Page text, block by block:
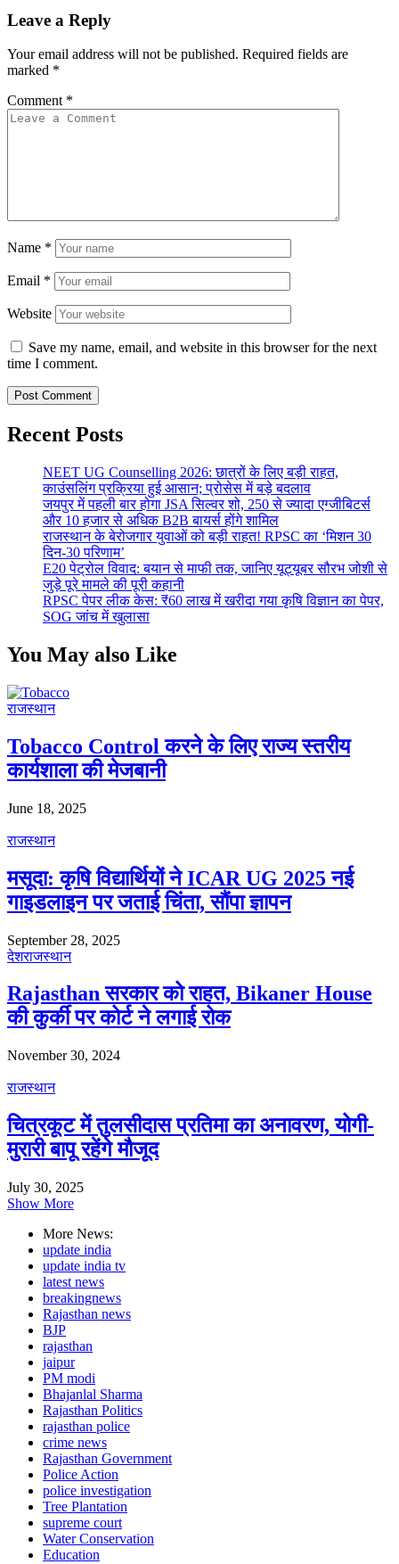
Leave a Reply
Your email address will not be published. Required fields are
marked *
Comment *
Name *
Email *
Website
Save my name, email, and website in this browser for the next
time I comment.
Recent Posts
NEET UG Counselling 2026: छात्रों के लिए बड़ी राहत,
काउंसलिंग प्रक्रिया हुई आसान; प्रोसेस में बड़े बदलाव
जयपुर में पहली बार होगा JSA सिल्वर शो, 250 से ज्यादा एग्जीबिटर्स
और 10 हजार से अधिक B2B बायर्स होंगे शामिल
राजस्थान के बेरोजगार युवाओं को बड़ी राहत! RPSC का ‘मिशन 30
दिन-30 परिणाम’
E20 पेट्रोल विवाद: बयान से माफी तक, जानिए यूट्यूबर सौरभ जोशी से
जुड़े पूरे मामले की पूरी कहानी
RPSC पेपर लीक केस: ₹60 लाख में खरीदा गया कृषि विज्ञान का पेपर,
SOG जांच में खुलासा
You May also Like
राजस्थान
Tobacco Control करने के लिए राज्य स्तरीय
कार्यशाला की मेजबानी
June 18, 2025
राजस्थान
मसूदा: कृषि विद्यार्थियों ने ICAR UG 2025 नई
गाइडलाइन पर जताई चिंता, सौंपा ज्ञापन
September 28, 2025
देशराजस्थान
Rajasthan सरकार को राहत, Bikaner House
की कुर्की पर कोर्ट ने लगाई रोक
November 30, 2024
राजस्थान
चित्रकूट में तुलसीदास प्रतिमा का अनावरण, योगी-
मुरारी बापू रहेंगे मौजूद
July 30, 2025
Show More
More News:
update india
update india tv
latest news
breakingnews
Rajasthan news
BJP
rajasthan
jaipur
PM modi
Bhajanlal Sharma
Rajasthan Politics
rajasthan police
crime news
Rajasthan Government
Police Action
police investigation
Tree Plantation
supreme court
Water Conservation
Education